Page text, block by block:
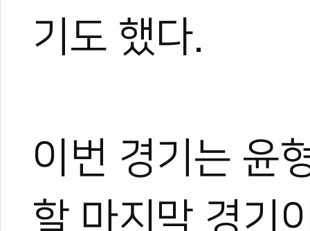
기도 했다.
이번 경기는 윤
할 마지막 경기
관련 뉴스
로드FC 2024